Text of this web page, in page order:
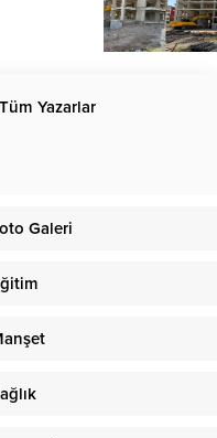
Tüm Yazarlar
Galeri